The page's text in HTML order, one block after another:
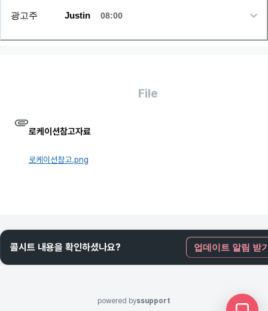
광고주 Justin 08:00
File
로케이션참고자료
로케이션참고.png
콜시트 내용을 확인하셨나요? 업데이트 알림 받
powered byssupport